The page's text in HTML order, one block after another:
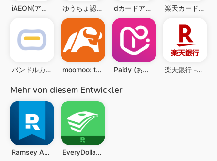
iAEON(アイイオン) ゆうちょ認証アプリ dカードアプリ 楽天カード：明細確認・家計簿アプリ
バンドルカード:誰でも発行できるVisaプリカ moomoo: trading & investing Paidy (あと払いペイディ)-後払いアプリ 楽天銀行 -個人のお客様向けアプリ
Mehr von diesem Entwickler
Ramsey Audiobooks EveryDollar: Budget Tracker